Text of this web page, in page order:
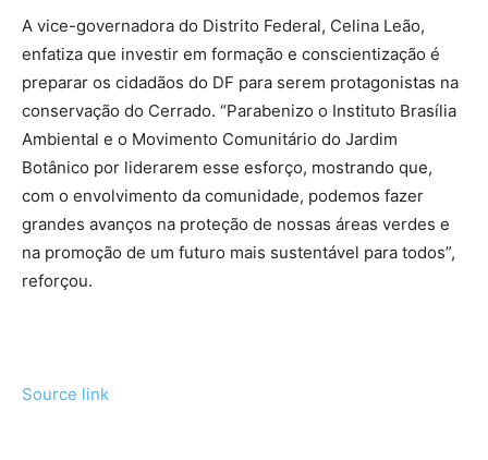
A vice-governadora do Distrito Federal, Celina Leão,
enfatiza que investir em formação e conscientização é
preparar os cidadãos do DF para serem protagonistas na
conservação do Cerrado. “Parabenizo o Instituto Brasília
Ambiental e o Movimento Comunitário do Jardim
Botânico por liderarem esse esforço, mostrando que,
com o envolvimento da comunidade, podemos fazer
grandes avanços na proteção de nossas áreas verdes e
na promoção de um futuro mais sustentável para todos”,
reforçou.
Source link